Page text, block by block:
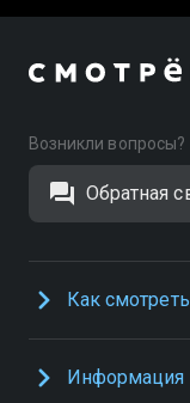
Возникли вопросы?
Обратная
Как смотреть
Информация